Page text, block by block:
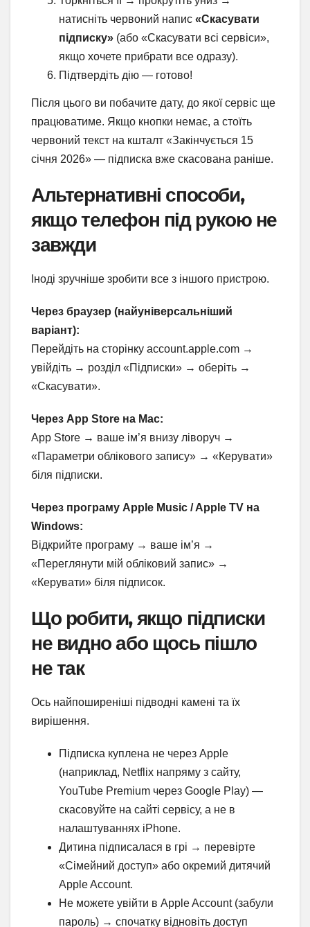
натисніть червоний напис «Скасувати
підписку» (або «Скасувати всі сервіси»,
якщо хочете прибрати все одразу).
Підтвердіть дію — готово!
Після цього ви побачите дату, до якої сервіс ще
працюватиме. Якщо кнопки немає, а стоїть
червоний текст на кшталт «Закінчується 15
січня 2026» — підписка вже скасована раніше.
Альтернативні способи,
якщо телефон під рукою не
завжди
Іноді зручніше зробити все з іншого пристрою.
Через браузер (найуніверсальніший
варіант):
Перейдіть на сторінку account.apple.com →
увійдіть → розділ «Підписки» → оберіть →
«Скасувати».
Через App Store на Mac:
App Store → ваше ім’я внизу ліворуч →
«Параметри облікового запису» → «Керувати»
біля підписки.
Через програму Apple Music / Apple TV на
Windows:
Відкрийте програму → ваше ім’я →
«Переглянути мій обліковий запис» →
«Керувати» біля підписок.
Що робити, якщо підписки
не видно або щось пішло
не так
Ось найпоширеніші підводні камені та їх
вирішення.
Підписка куплена не через Apple
(наприклад, Netflix напряму з сайту,
YouTube Premium через Google Play) —
скасовуйте на сайті сервісу, а не в
налаштуваннях iPhone.
Дитина підписалася в грі → перевірте
«Сімейний доступ» або окремий дитячий
Apple Account.
Не можете увійти в Apple Account (забули
пароль) → спочатку відновіть доступ